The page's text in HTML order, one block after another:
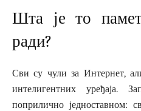
Шта је то
ради?
Сви су чули за Интернет,
интелигентних уређаја.
поприлично једноставном: